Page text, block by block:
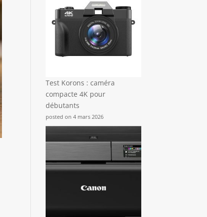
Test Korons : caméra
compacte 4K pour
débutants
posted on 4 mars 2026